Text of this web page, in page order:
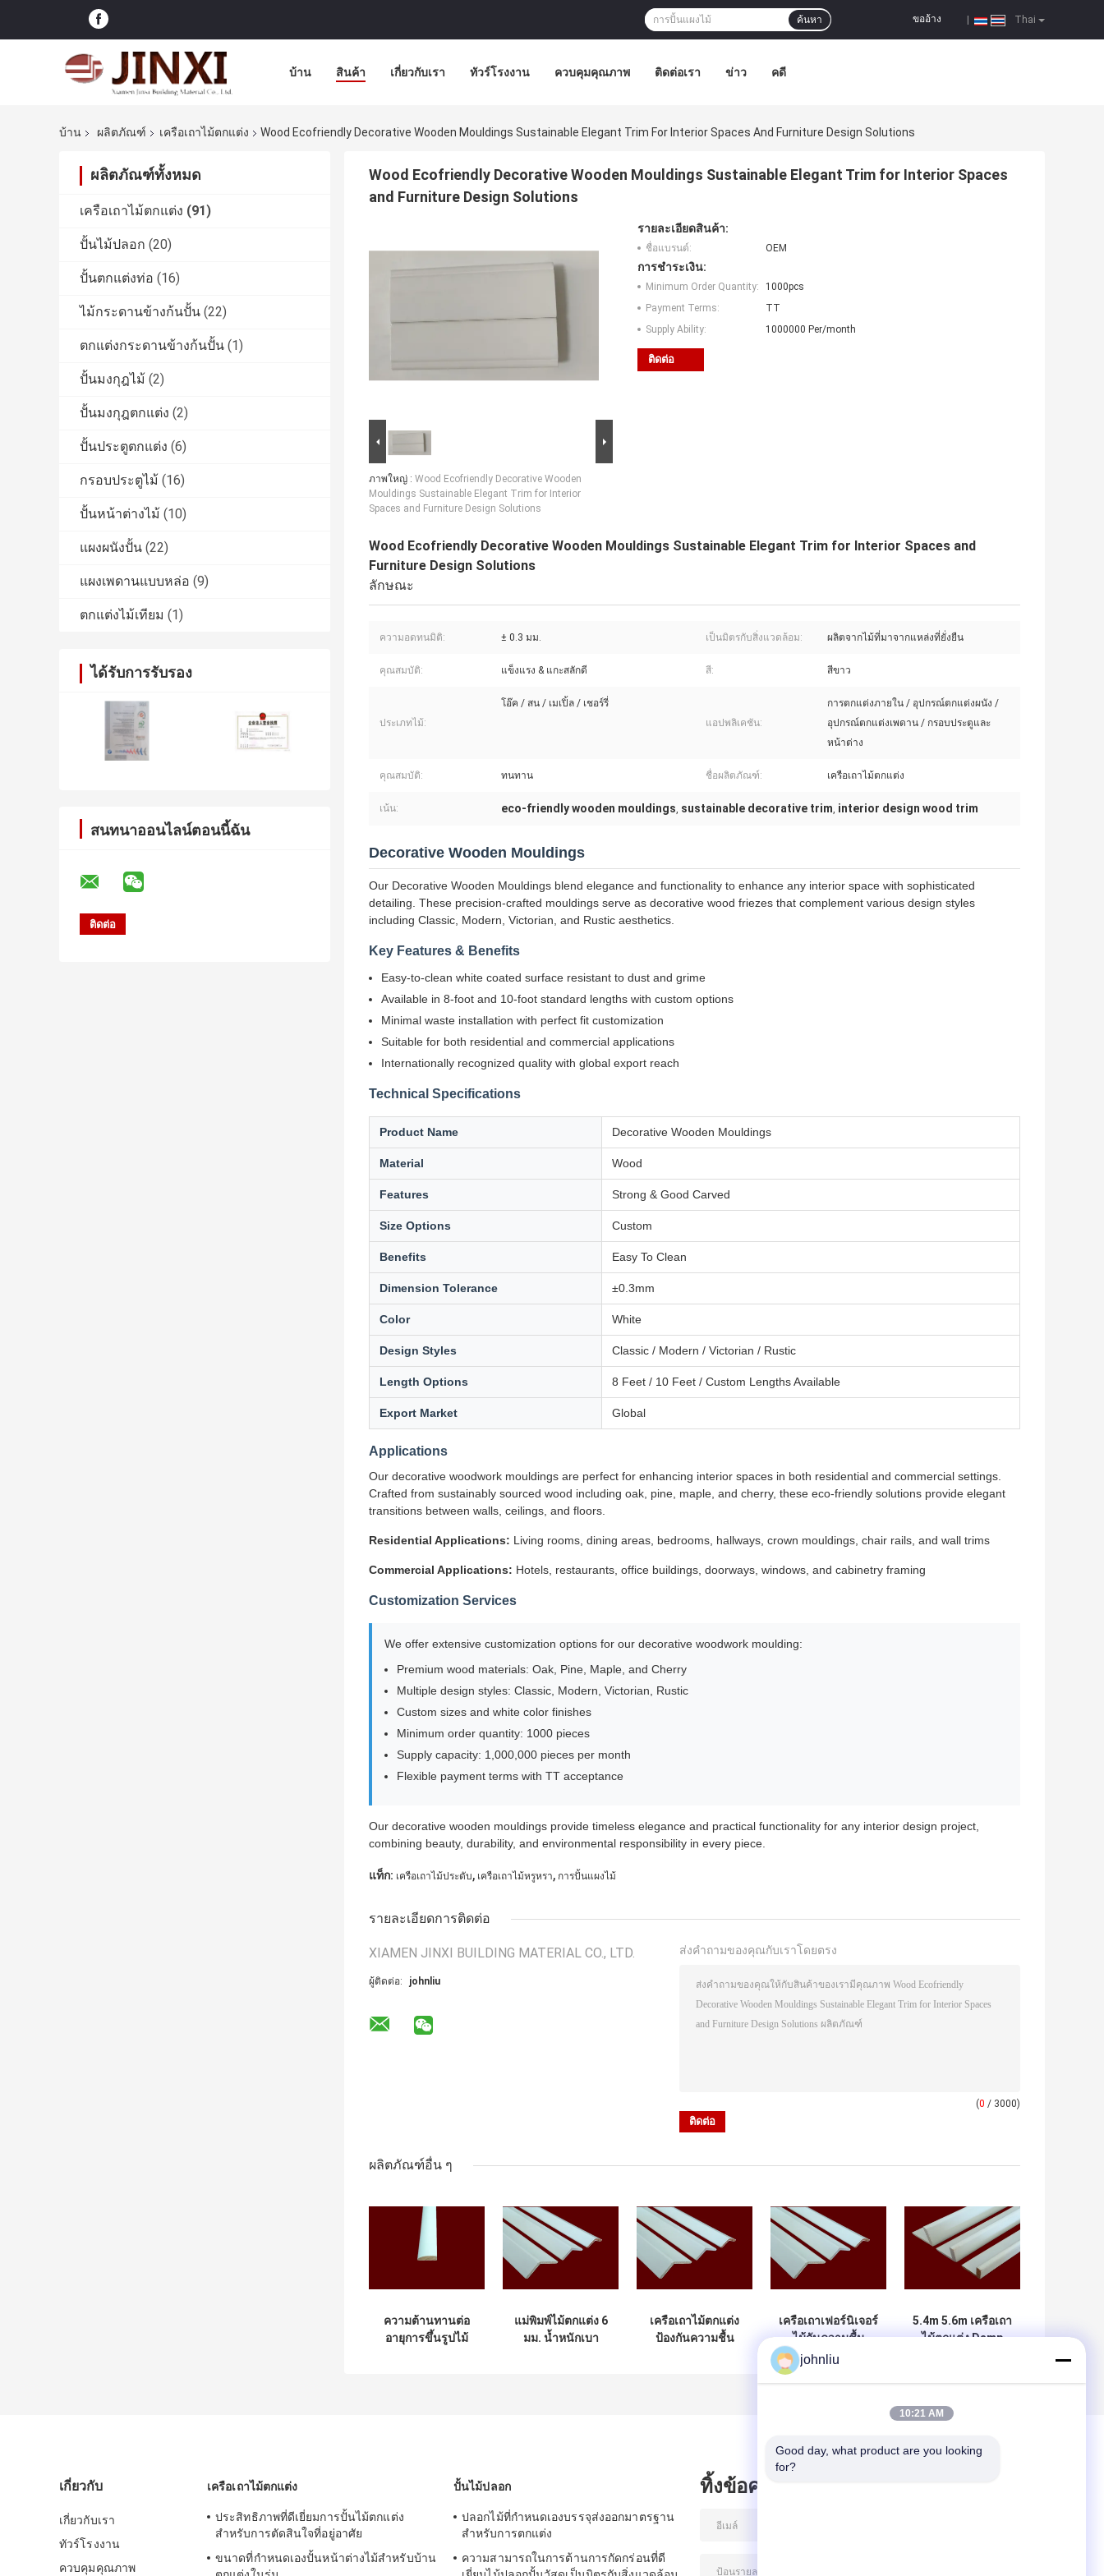
Thai
ขออ้าง
ค้นหา
บ้าน สินค้า เกี่ยวกับเรา ทัวร์โรงงาน ควบคุมคุณภาพ ติดต่อเรา ข่าว คดี
บ้าน ผลิตภัณฑ์ เครือเถาไม้ตกแต่ง Wood Ecofriendly Decorative Wooden Mouldings Sustainable Elegant Trim For Interior Spaces And Furniture Design Solutions
ผลิตภัณฑ์ทั้งหมด
เครือเถาไม้ตกแต่ง (91)
ปั้นไม้ปลอก (20)
ปั้นตกแต่งท่อ (16)
ไม้กระดานข้างก้นปั้น (22)
ตกแต่งกระดานข้างก้นปั้น (1)
ปั้นมงกุฎไม้ (2)
ปั้นมงกุฎตกแต่ง (2)
ปั้นประตูตกแต่ง (6)
กรอบประตูไม้ (16)
ปั้นหน้าต่างไม้ (10)
แผงผนังปั้น (22)
แผงเพดานแบบหล่อ (9)
ตกแต่งไม้เทียม (1)
ได้รับการรับรอง
สนทนาออนไลน์ตอนนี้ฉัน
Wood Ecofriendly Decorative Wooden Mouldings Sustainable Elegant Trim for Interior Spaces
and Furniture Design Solutions
ภาพใหญ่ : Wood Ecofriendly Decorative Wooden
Mouldings Sustainable Elegant Trim for Interior
Spaces and Furniture Design Solutions
รายละเอียดสินค้า:
ชื่อแบรนด์: OEM
การชำระเงิน:
Minimum Order Quantity:
1000pcs
Payment Terms:
TT
Supply Ability:
1000000 Per/month
ติดต่อ
Wood Ecofriendly Decorative Wooden Mouldings Sustainable Elegant Trim for Interior Spaces and
Furniture Design Solutions
ลักษณะ
ความอดทนมิติ: ± 0.3 มม. เป็นมิตรกับสิ่งแวดล้อม: ผลิตจากไม้ที่มาจากแหล่งที่ยั่งยืน
คุณสมบัติ: แข็งแรง & แกะสลักดี สี: สีขาว
ประเภทไม้:
โอ๊ค / สน / เมเปิ้ล / เชอร์รี่
แอปพลิเคชัน:
การตกแต่งภายใน / อุปกรณ์ตกแต่งผนัง /
อุปกรณ์ตกแต่งเพดาน / กรอบประตูและ
หน้าต่าง
คุณสมบัติ: ทนทาน ชื่อผลิตภัณฑ์: เครือเถาไม้ตกแต่ง
เน้น: eco-friendly wooden mouldings, sustainable decorative trim, interior design wood trim
Decorative Wooden Mouldings
Our Decorative Wooden Mouldings blend elegance and functionality to enhance any interior space with sophisticated
detailing. These precision-crafted mouldings serve as decorative wood friezes that complement various design styles
including Classic, Modern, Victorian, and Rustic aesthetics.
Key Features & Benefits
Easy-to-clean white coated surface resistant to dust and grime
Available in 8-foot and 10-foot standard lengths with custom options
Minimal waste installation with perfect fit customization
Suitable for both residential and commercial applications
Internationally recognized quality with global export reach
Technical Specifications
Product Name Decorative Wooden Mouldings
Material Wood
Features Strong & Good Carved
Size Options Custom
Benefits Easy To Clean
Dimension Tolerance ±0.3mm
Color White
Design Styles Classic / Modern / Victorian / Rustic
Length Options 8 Feet / 10 Feet / Custom Lengths Available
Export Market Global
Applications
Our decorative woodwork mouldings are perfect for enhancing interior spaces in both residential and commercial settings.
Crafted from sustainably sourced wood including oak, pine, maple, and cherry, these eco-friendly solutions provide elegant
transitions between walls, ceilings, and floors.
Residential Applications: Living rooms, dining areas, bedrooms, hallways, crown mouldings, chair rails, and wall trims
Commercial Applications: Hotels, restaurants, office buildings, doorways, windows, and cabinetry framing
Customization Services
We offer extensive customization options for our decorative woodwork moulding:
Premium wood materials: Oak, Pine, Maple, and Cherry
Multiple design styles: Classic, Modern, Victorian, Rustic
Custom sizes and white color finishes
Minimum order quantity: 1000 pieces
Supply capacity: 1,000,000 pieces per month
Flexible payment terms with TT acceptance
Our decorative wooden mouldings provide timeless elegance and practical functionality for any interior design project,
combining beauty, durability, and environmental responsibility in every piece.
แท็ก: เครือเถาไม้ประดับ, เครือเถาไม้หรูหรา, การปั้นแผงไม้
รายละเอียดการติดต่อ
XIAMEN JINXI BUILDING MATERIAL CO., LTD.
ผู้ติดต่อ: johnliu
ส่งคำถามของคุณกับเราโดยตรง
(0 / 3000)
ผลิตภัณฑ์อื่น ๆ
ความต้านทานต่อ
อายุการขึ้นรูปไม้
แม่พิมพ์ไม้ตกแต่ง 6
มม. น้ำหนักเบา
เครือเถาไม้ตกแต่ง
ป้องกันความชื้น
เครือเถาเฟอร์นิเจอร์
ไม้กันความชื้น
สำหรับการตัดสินใจ
5.4m 5.6m เครือเถา
ไม้ตกแต่ง Damp
เกี่ยวกับ
เกี่ยวกับเรา
ทัวร์โรงงาน
ควบคุมคุณภาพ
เครือเถาไม้ตกแต่ง
ประสิทธิภาพที่ดีเยี่ยมการปั้นไม้ตกแต่ง
สำหรับการตัดสินใจที่อยู่อาศัย
ขนาดที่กำหนดเองปั้นหน้าต่างไม้สำหรับบ้าน
ปั้นไม้ปลอก
ปลอกไม้ที่กำหนดเองบรรจุส่งออกมาตรฐาน
สำหรับการตกแต่ง
ความสามารถในการต้านการกัดกร่อนที่ดี
ทิ้งข้อความไว้
johnliu
10:21 AM
Good day, what product are you looking
for?